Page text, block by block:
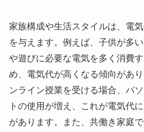
家族構成や生活スタイルは、電
を与えます。例えば、子供が多
や遊びに必要な電気を多く消費
め、電気代が高くなる傾向があ
ンライン授業を受ける場合、パ
トの使用が増え、これが電気代
があります。また、共働き家庭